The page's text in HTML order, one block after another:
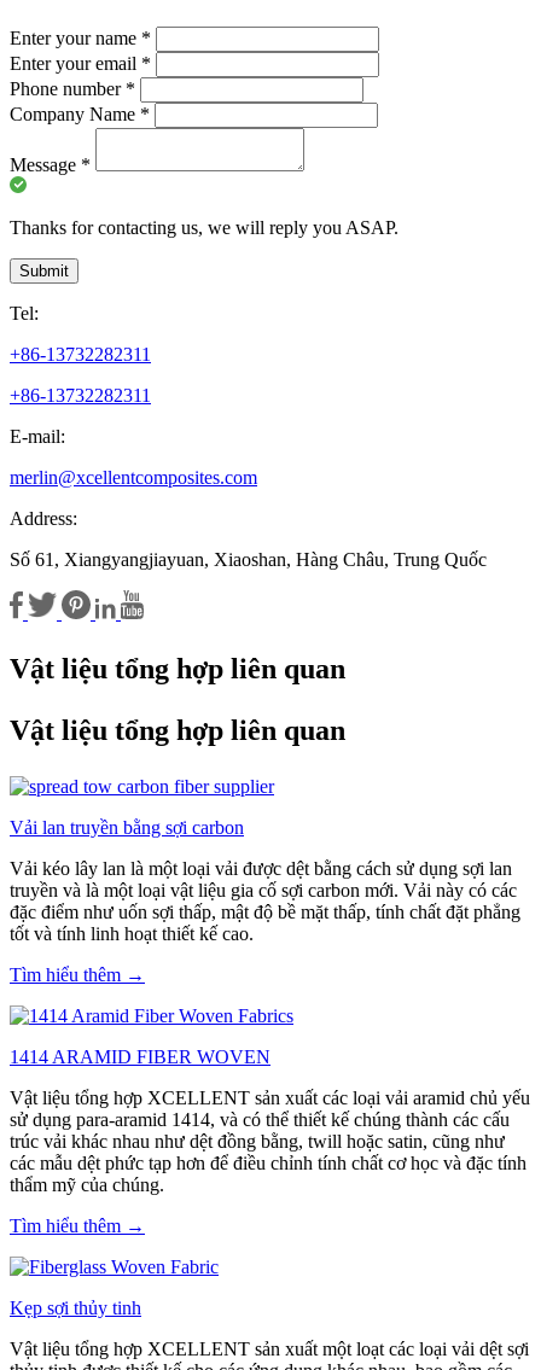
Enter your name *
Enter your email *
Phone number *
Company Name *
Message *
Thanks for contacting us, we will reply you ASAP.
Submit
Tel:
+86-13732282311
+86-13732282311
E-mail:
merlin@xcellentcomposites.com
Address:
Số 61, Xiangyangjiayuan, Xiaoshan, Hàng Châu, Trung Quốc
Vật liệu tổng hợp liên quan
Vật liệu tổng hợp liên quan
Vải lan truyền bằng sợi carbon
Vải kéo lây lan là một loại vải được dệt bằng cách sử dụng sợi lan
truyền và là một loại vật liệu gia cố sợi carbon mới. Vải này có các
đặc điểm như uốn sợi thấp, mật độ bề mặt thấp, tính chất đặt phẳng
tốt và tính linh hoạt thiết kế cao.
Tìm hiểu thêm →
1414 ARAMID FIBER WOVEN
Vật liệu tổng hợp XCELLENT sản xuất các loại vải aramid chủ yếu
sử dụng para-aramid 1414, và có thể thiết kế chúng thành các cấu
trúc vải khác nhau như dệt đồng bằng, twill hoặc satin, cũng như
các mẫu dệt phức tạp hơn để điều chỉnh tính chất cơ học và đặc tính
thẩm mỹ của chúng.
Tìm hiểu thêm →
Kẹp sợi thủy tinh
Vật liệu tổng hợp XCELLENT sản xuất một loạt các loại vải dệt sợi